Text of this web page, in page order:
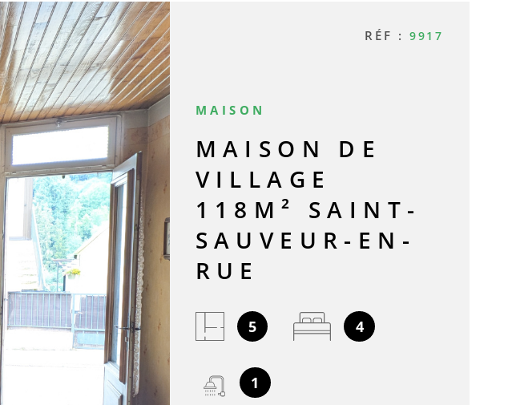
CONTACT
RÉF : 9917
MAISON
MAISON DE
VILLAGE
118M² SAINT-
SAUVEUR-EN-
RUE
5 4
1